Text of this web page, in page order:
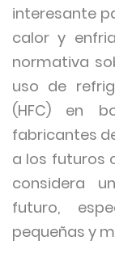
interesante
calor y
normativa
uso de
(HFC) en
fabricantes
a los futuros
considera
futuro,
pequeñas y